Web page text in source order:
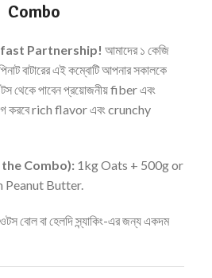
Combo
Partnership! আমাদের ১ কেজি
বাটারের এই কম্বোটি আপনার সকালকে
থেকে পাবেন প্রয়োজনীয় fiber এবং
করবে rich flavor এবং crunchy
the Combo): 1kg Oats + 500g or
Peanut Butter.
বোল বা হেলদি স্ন্যাকিং-এর জন্য একদম